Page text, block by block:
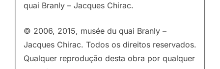
quai Branly – Jacques Chirac.
© 2006, 2015, musée du quai Branly –
Jacques Chirac. Todos os direitos reservados.
Qualquer reprodução desta obra por qualquer